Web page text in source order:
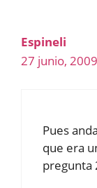
Espineli
27 junio,
Pues
que era
pregunta